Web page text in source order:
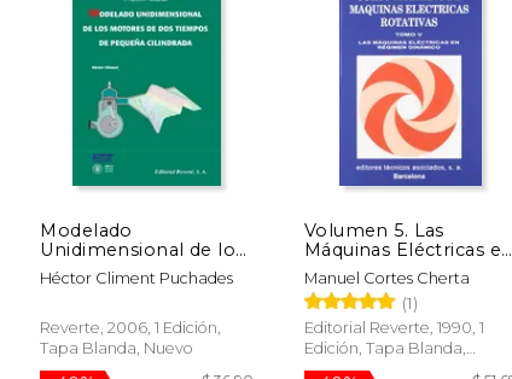
50%
dcto.
50%
dcto.
Modelado
Unidimensional de los
Motores de dos
Tiempos de Pequeña
Héctor Climent Puchades
Reverte, 2006, 1 Edición,
Tapa Blanda, Nuevo
Volumen 5. Las
Máquinas Eléctricas en
Régimen Dinámico
(Curso Moderno de
Máquinas Eléctricas
Rotativas)
Manuel Cortes Cherta
(1)
Editorial Reverte, 1990, 1
Edición, Tapa Blanda,
Usado